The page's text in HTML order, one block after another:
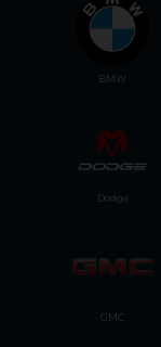
BMW
Dodge
GMC